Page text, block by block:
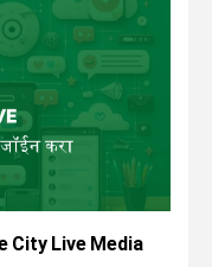
City Live Media